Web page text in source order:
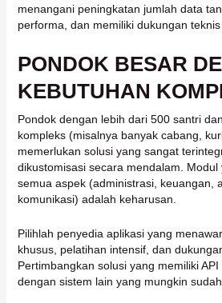
menangani peningkatan jumlah data
performa, dan memiliki dukungan
PONDOK BESAR
KEBUTUHAN
Pondok dengan lebih dari 500 santri
kompleks (misalnya banyak cabang,
memerlukan solusi yang sangat
dikustomisasi secara mendalam.
semua aspek (administrasi, keuangan,
komunikasi) adalah keharusan.
Pilihlah penyedia aplikasi yang
khusus, pelatihan intensif, dan
Pertimbangkan solusi yang memiliki
dengan sistem lain yang mungkin sudah